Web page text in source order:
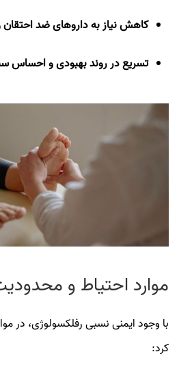
کاهش نیاز به داروهای ضد احتقان
تسریع در روند بهبودی و احساس
موارد احتیاط و
با وجود ایمنی نسبی رفلکسولوژی، در
کرد: